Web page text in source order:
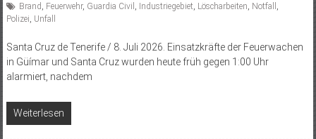
Brand , Feuerwehr, Guardia Civil , Industriegebiet, Löscharbeiten, Notfall ,
Polizei, Unfall
Santa Cruz de Tenerife / 8. Juli 2026. Einsatzkräfte der Feuerwachen
in Güímar und Santa Cruz wurden heute früh gegen 1:00 Uhr
alarmiert, nachdem
Weiterlesen